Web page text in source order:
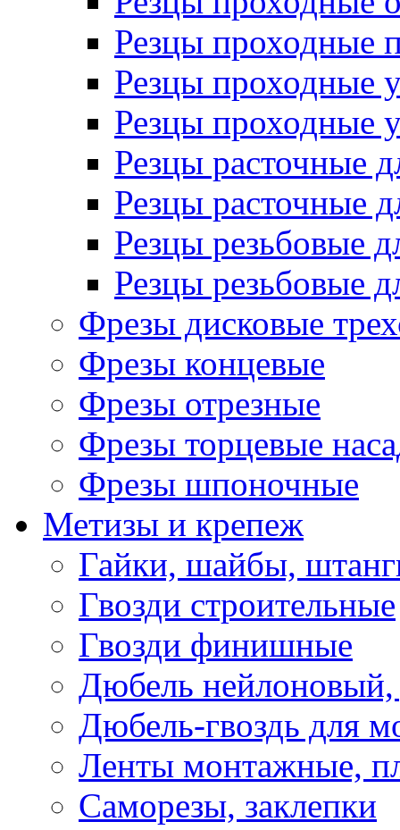
Резцы проходные
Резцы проходные
Резцы проходные
Резцы расточные
Резцы расточные
Резцы резьбовые
Резцы резьбовые
Фрезы дисковые
Фрезы концевые
Фрезы отрезные
Фрезы торцевые
Фрезы шпоночные
Метизы и крепеж
Гайки, шайбы,
Гвозди строительные
Гвозди финишные
Дюбель нейлоновый,
Дюбель-гвоздь для
Ленты монтажные,
Саморезы, заклепки